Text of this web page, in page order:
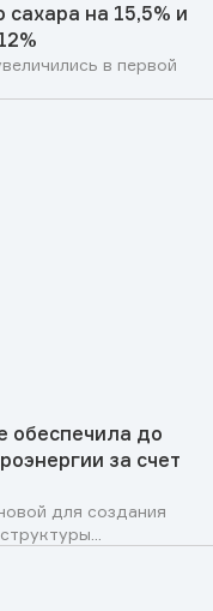
на 15,5% и
в первой
обеспечила до
за счет
для создания